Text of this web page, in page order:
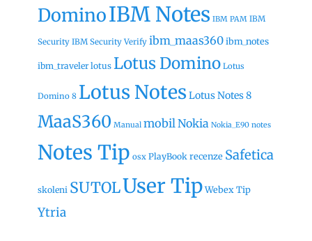
DominoIBM Notes IBM PAM IBM
Security IBM Security Verify ibm_maas360ibm_notes
ibm_traveler lotus Lotus Domino Lotus
Domino 8 Lotus Notes Lotus Notes 8
MaaS360 Manual mobil Nokia Nokia_E90 notes
Notes Tip osx PlayBook recenze Safetica
skoleni SUTOLUser TipWebex Tip
Ytria